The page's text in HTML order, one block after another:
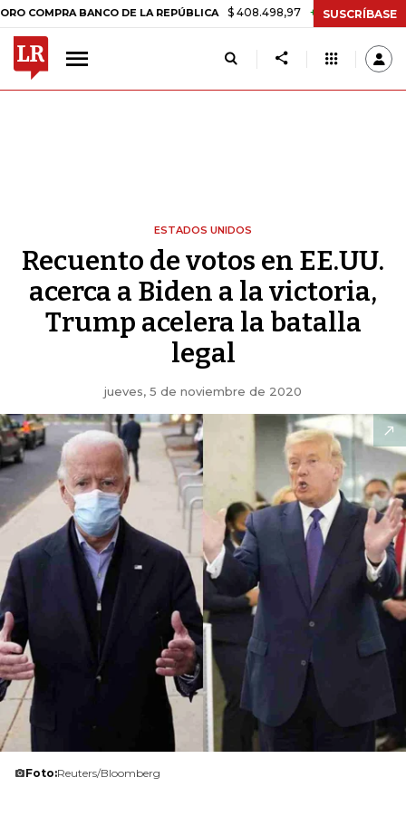
BANCO DE LA REPÚBLICA $ 408.498,97 +$ 8.753,81 +2,19%
SUSCRÍBASE
ESTADOS UNIDOS
Recuento de votos en EE.UU.
acerca a Biden a la victoria,
Trump acelera la batalla
legal
jueves, 5 de noviembre de 2020
Foto:Reuters/Bloomberg